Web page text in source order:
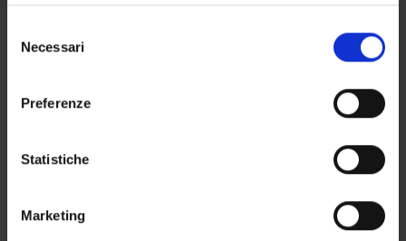
modificare o revocare il proprio consenso in qualsiasi
momento dalla Dichiarazione sui cookie o facendo clic
raccogliere informazioni sulla tua posizione
geografica, con un'approssimazione di qualche
Identificare il tuo dispositivo, scansionandolo
delNecessari
Preferenze
Statistiche
Marketing
Scholarship holder
Pedrinolla Anna
Associate Professor
Research Assistants
Full Professor